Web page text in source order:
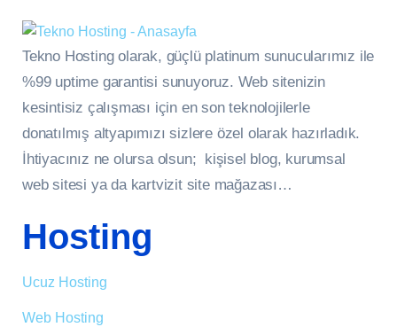
Tekno Hosting olarak, güçlü platinum sunucularımız ile
%99 uptime garantisi sunuyoruz. Web sitenizin
kesintisiz çalışması için en son teknolojilerle
donatılmış altyapımızı sizlere özel olarak hazırladık.
İhtiyacınız ne olursa olsun; kişisel blog, kurumsal
web sitesi ya da kartvizit site mağazası…
Hosting
Ucuz Hosting
Web Hosting